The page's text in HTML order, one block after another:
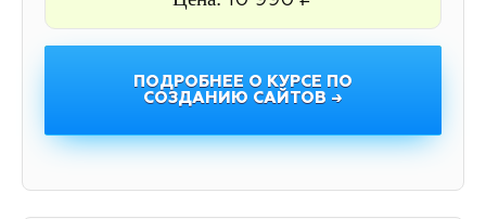
ПОДРОБНЕЕ О КУРСЕ ПО
СОЗДАНИЮ САЙТОВ →